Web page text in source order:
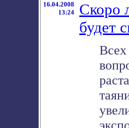
16.04.2008
13:24
Скоро
будет